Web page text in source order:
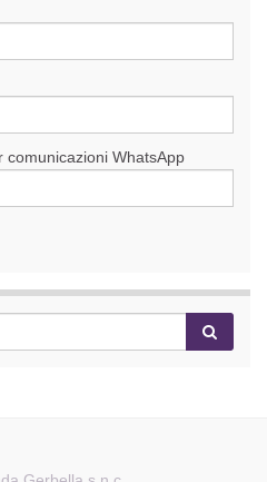
comunicazioni WhatsApp